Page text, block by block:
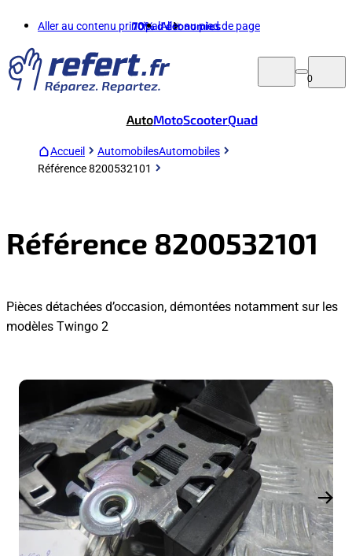
Aller au contenu principalAller au pied de page
70%d'économies
0
AutoMotoScooterQuad
Accueil AutomobilesAutomobiles
Référence 8200532101
Référence 8200532101
Pièces détachées d’occasion, démontées notamment sur les
modèles Twingo 2